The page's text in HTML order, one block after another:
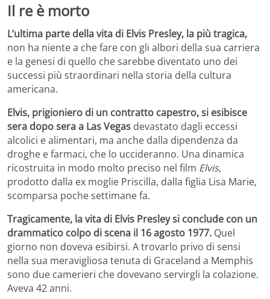
Il re è morto
L’ultima parte della vita di Elvis Presley, la più tragica,
non ha niente a che fare con gli albori della sua carriera
e la genesi di quello che sarebbe diventato uno dei
successi più straordinari nella storia della cultura
americana.
Elvis, prigioniero di un contratto capestro, si esibisce
sera dopo sera a Las Vegas devastato dagli eccessi
alcolici e alimentari, ma anche dalla dipendenza da
droghe e farmaci, che lo uccideranno. Una dinamica
ricostruita in modo molto preciso nel film Elvis,
prodotto dalla ex moglie Priscilla, dalla figlia Lisa Marie,
scomparsa poche settimane fa.
Tragicamente, la vita di Elvis Presley si conclude con un
drammatico colpo di scena il 16 agosto 1977. Quel
giorno non doveva esibirsi. A trovarlo privo di sensi
nella sua meravigliosa tenuta di Graceland a Memphis
sono due camerieri che dovevano servirgli la colazione.
Aveva 42 anni.